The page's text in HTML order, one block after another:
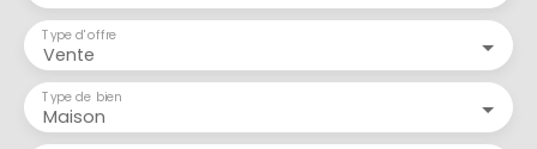
Vente
Type d'offre
Maison
Type de bien